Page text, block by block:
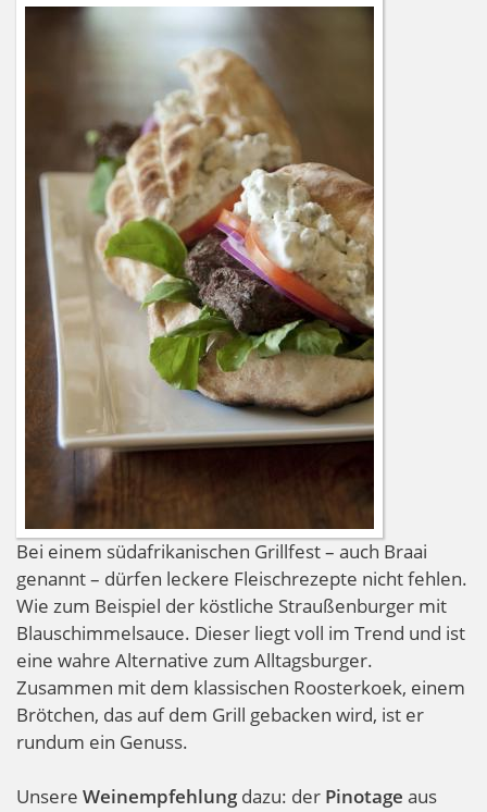
Bei einem südafrikanischen Grillfest – auch Braai
genannt – dürfen leckere Fleischrezepte nicht fehlen.
Wie zum Beispiel der köstliche Straußenburger mit
Blauschimmelsauce. Dieser liegt voll im Trend und ist
eine wahre Alternative zum Alltagsburger.
Zusammen mit dem klassischen Roosterkoek, einem
Brötchen, das auf dem Grill gebacken wird, ist er
rundum ein Genuss.
Unsere Weinempfehlungdazu: der Pinotage aus